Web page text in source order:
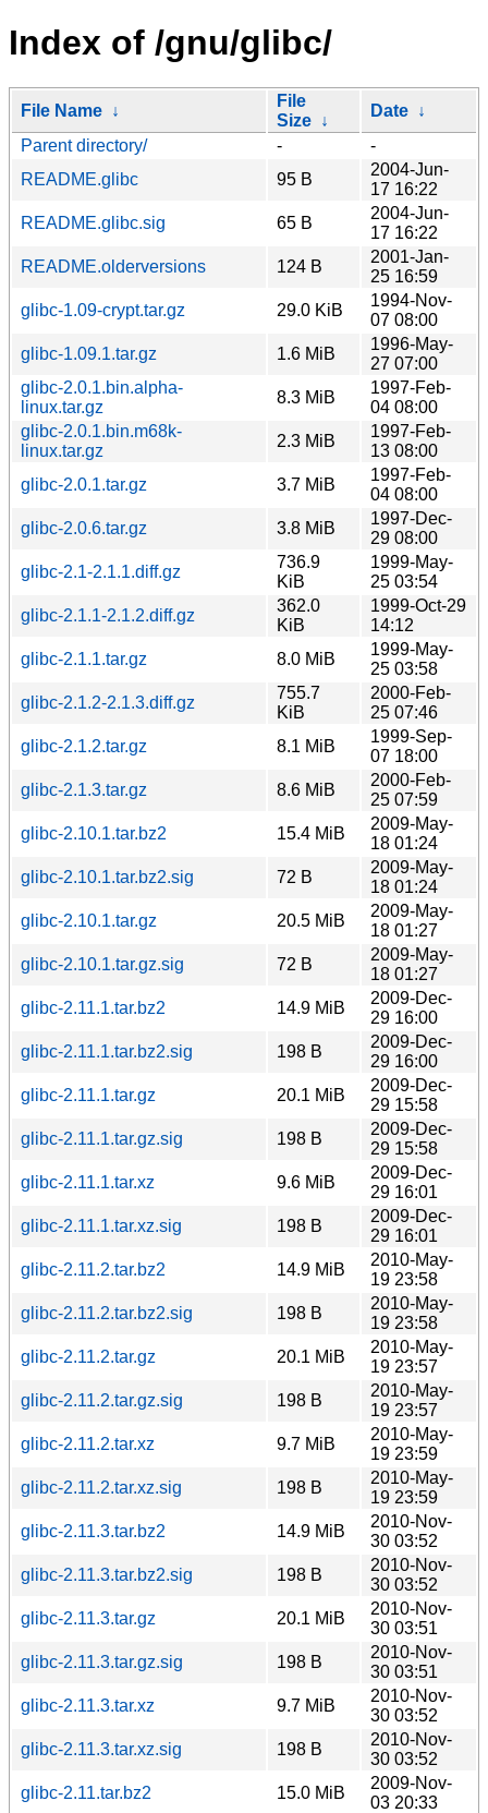
Index of /gnu/glibc/
File Name ↓
File
Size ↓
Date ↓
Parent directory/
-
-
README.glibc
95 B
2004-Jun-
17 16:22
README.glibc.sig
65 B
2004-Jun-
17 16:22
README.olderversions
124 B
2001-Jan-
25 16:59
glibc-1.09-crypt.tar.gz
29.0 KiB
1994-Nov-
07 08:00
glibc-1.09.1.tar.gz
1.6 MiB
1996-May-
27 07:00
glibc-2.0.1.bin.alpha-
linux.tar.gz
8.3 MiB
1997-Feb-
04 08:00
glibc-2.0.1.bin.m68k-
linux.tar.gz
2.3 MiB
1997-Feb-
13 08:00
glibc-2.0.1.tar.gz
3.7 MiB
1997-Feb-
04 08:00
glibc-2.0.6.tar.gz
3.8 MiB
1997-Dec-
29 08:00
glibc-2.1-2.1.1.diff.gz
736.9
KiB
1999-May-
25 03:54
glibc-2.1.1-2.1.2.diff.gz
362.0
KiB
1999-Oct-29
14:12
glibc-2.1.1.tar.gz
8.0 MiB
1999-May-
25 03:58
glibc-2.1.2-2.1.3.diff.gz
755.7
KiB
2000-Feb-
25 07:46
glibc-2.1.2.tar.gz
8.1 MiB
1999-Sep-
07 18:00
glibc-2.1.3.tar.gz
8.6 MiB
2000-Feb-
25 07:59
glibc-2.10.1.tar.bz2
15.4 MiB
2009-May-
18 01:24
glibc-2.10.1.tar.bz2.sig
72 B
2009-May-
18 01:24
glibc-2.10.1.tar.gz
20.5 MiB
2009-May-
18 01:27
glibc-2.10.1.tar.gz.sig
72 B
2009-May-
18 01:27
glibc-2.11.1.tar.bz2
14.9 MiB
2009-Dec-
29 16:00
glibc-2.11.1.tar.bz2.sig
198 B
2009-Dec-
29 16:00
glibc-2.11.1.tar.gz
20.1 MiB
2009-Dec-
29 15:58
glibc-2.11.1.tar.gz.sig
198 B
2009-Dec-
29 15:58
glibc-2.11.1.tar.xz
9.6 MiB
2009-Dec-
29 16:01
glibc-2.11.1.tar.xz.sig
198 B
2009-Dec-
29 16:01
glibc-2.11.2.tar.bz2
14.9 MiB
2010-May-
19 23:58
glibc-2.11.2.tar.bz2.sig
198 B
2010-May-
19 23:58
glibc-2.11.2.tar.gz
20.1 MiB
2010-May-
19 23:57
glibc-2.11.2.tar.gz.sig
198 B
2010-May-
19 23:57
glibc-2.11.2.tar.xz
9.7 MiB
2010-May-
19 23:59
glibc-2.11.2.tar.xz.sig
198 B
2010-May-
19 23:59
glibc-2.11.3.tar.bz2
14.9 MiB
2010-Nov-
30 03:52
glibc-2.11.3.tar.bz2.sig
198 B
2010-Nov-
30 03:52
glibc-2.11.3.tar.gz
20.1 MiB
2010-Nov-
30 03:51
glibc-2.11.3.tar.gz.sig
198 B
2010-Nov-
30 03:51
glibc-2.11.3.tar.xz
9.7 MiB
2010-Nov-
30 03:52
glibc-2.11.3.tar.xz.sig
198 B
2010-Nov-
30 03:52
glibc-2.11.tar.bz2
15.0 MiB
2009-Nov-
03 20:33